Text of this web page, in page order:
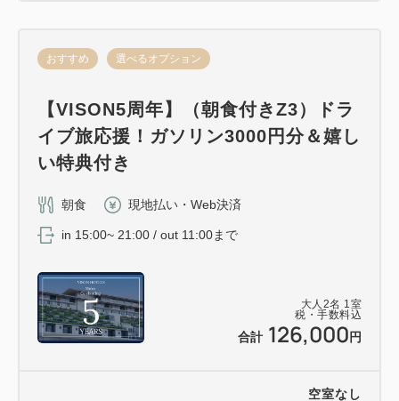
大人 2名 1室
税・手数料込
合計 126,000 円
おすすめ 選べるオプション
【VISON5周年】（朝食付きZ3）ドラ
イブ旅応援！ガソリン3000円分＆嬉し
い特典付き
朝食 現地払い・Web決済
in 15:00~ 21:00 / out 11:00まで
空室なし